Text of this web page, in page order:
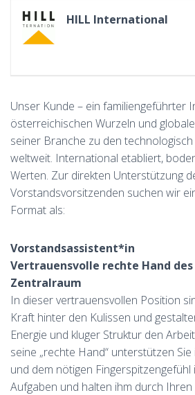
HILL International
Unser Kunde – ein familiengeführter
österreichischen Wurzeln und
seiner Branche zu den
weltweit. International etabliert,
Werten. Zur direkten Unterstützung
Vorstandsvorsitzenden suchen wir
Format als:
Vorstandsassistent*in
Vertrauensvolle rechte Hand des
Zentralraum
In dieser vertrauensvollen Position
Kraft hinter den Kulissen und
Energie und kluger Struktur den
seine „rechte Hand“ unterstützen
und dem nötigen Fingerspitzengefühl
Aufgaben und halten ihm durch